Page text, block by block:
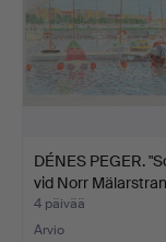
DÉNES PEGER.
vid Norr
4 päivää
Arvio